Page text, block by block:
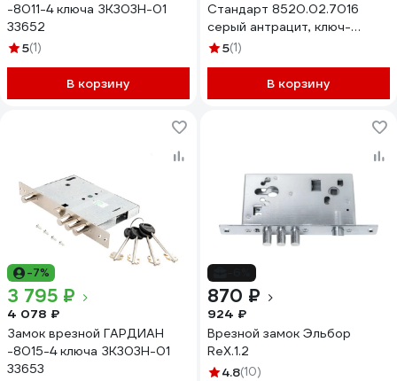
-8011-4 ключа ЗК303Н-01
33652
5(1)
В корзину
Стандарт 8520.02.7016
серый антрацит, ключ-
вертушка 17661
5(1)
В корзину
-7%
3 795 ₽
4 078 ₽
Замок врезной ГАРДИАН
-8015-4 ключа ЗК303Н-01
33653
870 ₽
924 ₽
Врезной замок Эльбор
ReX.1.2
4.8(10)